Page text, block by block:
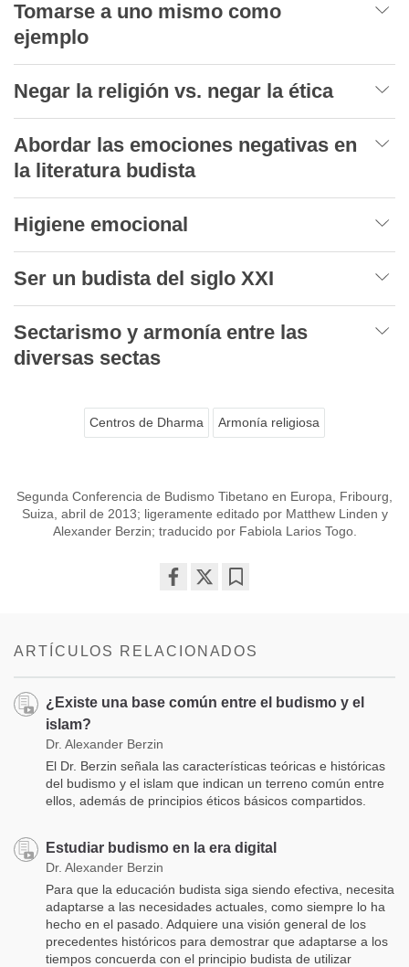
Tomarse a uno mismo como
ejemplo
Negar la religión vs. negar la ética
Abordar las emociones negativas en
la literatura budista
Higiene emocional
Ser un budista del siglo XXI
Sectarismo y armonía entre las
diversas sectas
Centros de Dharma Armonía religiosa
Segunda Conferencia de Budismo Tibetano en Europa, Fribourg,
Suiza, abril de 2013; ligeramente editado por Matthew Linden y
Alexander Berzin; traducido por Fabiola Larios Togo.
ARTÍCULOS RELACIONADOS
¿Existe una base común entre el budismo y el
islam?
Dr. Alexander Berzin
El Dr. Berzin señala las características teóricas e históricas
del budismo y el islam que indican un terreno común entre
ellos, además de principios éticos básicos compartidos.
Estudiar budismo en la era digital
Dr. Alexander Berzin
Para que la educación budista siga siendo efectiva, necesita
adaptarse a las necesidades actuales, como siempre lo ha
hecho en el pasado. Adquiere una visión general de los
precedentes históricos para demostrar que adaptarse a los
tiempos concuerda con el principio budista de utilizar